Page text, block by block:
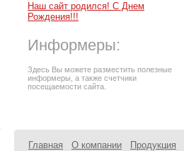
Наш сайт родился! С Днем
Рождения!!!
Информеры:
Здесь Вы можете разместить полезные
информеры, а также счетчики
посещаемости сайта.
Главная О компании Продукция